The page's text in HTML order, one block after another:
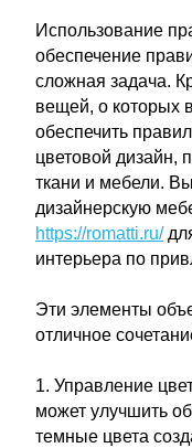
Использование
обеспечение
сложная задача.
вещей, о которых
обеспечить
цветовой дизайн,
ткани и мебели.
дизайнерскую
https://romatti.ru/
интерьера по
Эти элементы
отличное
1. Управление
может улучшить
темные цвета